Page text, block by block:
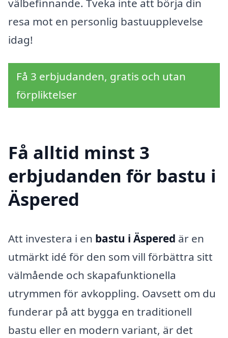
välbefinnande. Tveka inte att börja din
resa mot en personlig bastuupplevelse
idag!
Få 3 erbjudanden, gratis och utan
förpliktelser
Få alltid minst 3
erbjudanden för bastu i
Äspered
Att investera i en bastu i Äspered är en
utmärkt idé för den som vill förbättra sitt
välmående och skapafunktionella
utrymmen för avkoppling. Oavsett om du
funderar på att bygga en traditionell
bastu eller en modern variant, är det